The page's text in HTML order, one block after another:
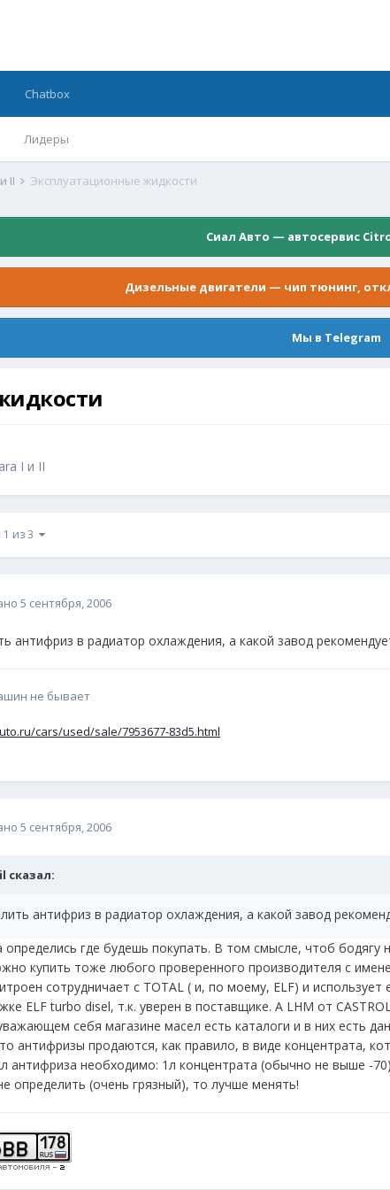
Лидеры
Chatbox
II Эксплуатационные жидкости
Сиал Авто — автосервис
Дизельные двигатели — чип тюнинг,
Мы в Telegram
I и II
из 3
5 сентября, 2006
антифриз в радиатор охлаждения, а какой завод
не бывает
cars/used/sale/7953677-83d5.html
5 сентября, 2006
сказал:
антифриз в радиатор охлаждения, а какой завод
определись где будешь покупать. В том смысле, чтоб
купить тоже любого проверенного производителя с
сотрудничает с TOTAL ( и, по моему, ELF) и
ELF turbo disel, т.к. уверен в поставщике. А LHM от
себя магазине масел есть каталоги и в них есть
антифризы продаются, как правило, в виде
антифриза необходимо: 1л концентрата (обычно не выше -
определить (очень грязный), то лучше менять!